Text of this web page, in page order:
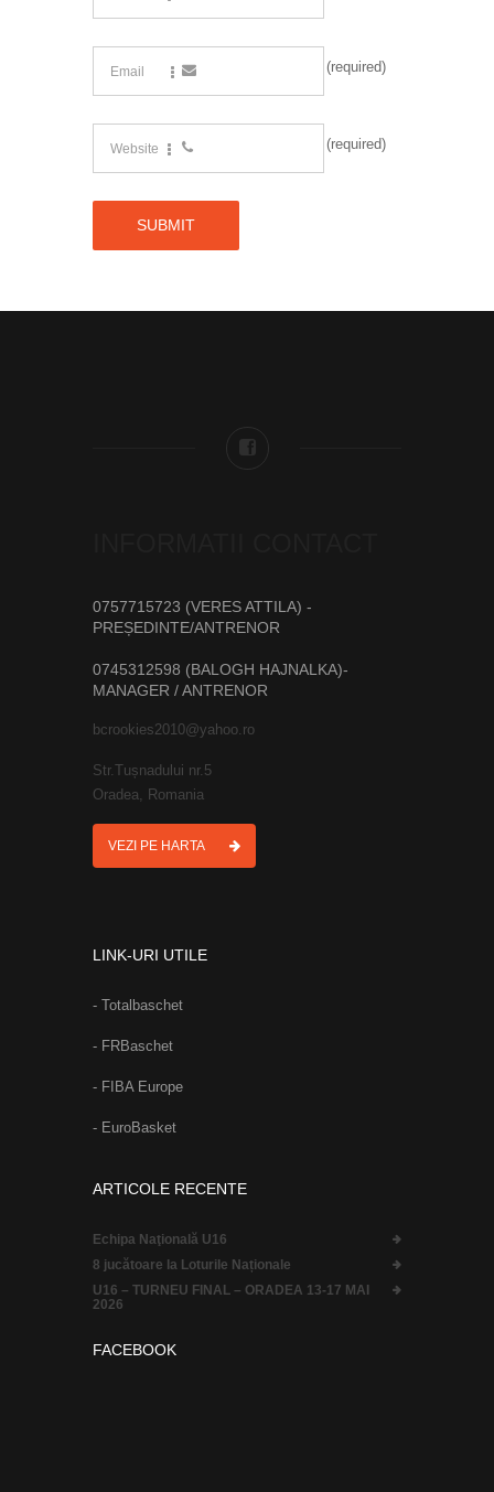
(required)
(required)
0757715723 (VERES ATTILA) -
PREȘEDINTE/ANTRENOR
0745312598 (BALOGH HAJNALKA)-
MANAGER / ANTRENOR
bcrookies2010@yahoo.ro
Str.Tușnadului nr.5
Oradea, Romania
VEZI PE HARTA
LINK-URI UTILE
- Totalbaschet
- FRBaschet
- FIBA Europe
- EuroBasket
ARTICOLE RECENTE
Echipa Naţională U16
8 jucătoare la Loturile Naționale
U16 – TURNEU FINAL – ORADEA 13-17 MAI
2026
FACEBOOK